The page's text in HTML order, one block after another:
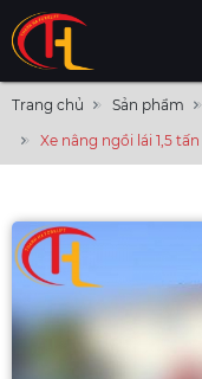
Trang chủ Sản phẩm
Xe nâng ngồi lái 1,5